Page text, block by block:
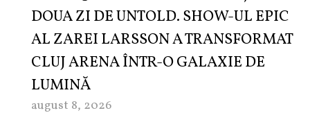
DOUA ZI DE UNTOLD. SHOW-UL EPIC
AL ZAREI LARSSON A TRANSFORMAT
CLUJ ARENA ÎNTR-O GALAXIE DE
LUMINĂ
august 8, 2026